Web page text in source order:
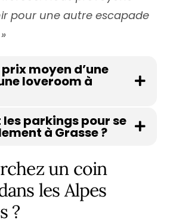
pour une autre escapade
moyen d’une
loveroom à
les parkings pour se
à Grasse ?
un coin
les Alpes
?